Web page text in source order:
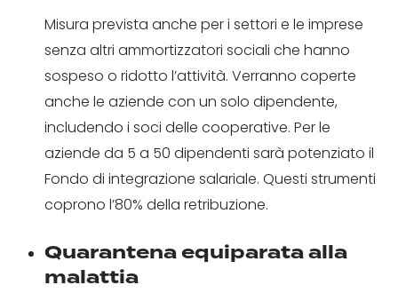
Misura prevista anche per i settori e le imprese
senza altri ammortizzatori sociali che hanno
sospeso o ridotto l’attività. Verranno coperte
anche le aziende con un solo dipendente,
includendo i soci delle cooperative. Per le
aziende da 5 a 50 dipendenti sarà potenziato il
Fondo di integrazione salariale. Questi strumenti
coprono l’80% della retribuzione.
Quarantena equiparata alla
malattia